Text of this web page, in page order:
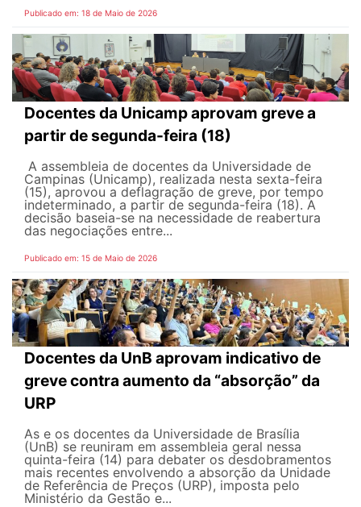
Publicado em: 18 de Maio de 2026
Docentes da Unicamp aprovam greve a
partir de segunda-feira (18)
A assembleia de docentes da Universidade de
Campinas (Unicamp), realizada nesta sexta-feira
(15), aprovou a deflagração de greve, por tempo
indeterminado, a partir de segunda-feira (18). A
decisão baseia-se na necessidade de reabertura
das negociações entre...
Publicado em: 15 de Maio de 2026
Docentes da UnB aprovam indicativo de
greve contra aumento da “absorção” da
URP
As e os docentes da Universidade de Brasília
(UnB) se reuniram em assembleia geral nessa
quinta-feira (14) para debater os desdobramentos
mais recentes envolvendo a absorção da Unidade
de Referência de Preços (URP), imposta pelo
Ministério da Gestão e...